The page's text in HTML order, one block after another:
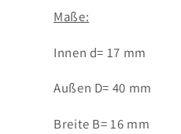
mm
Kugellager
Maße:
Innen d= 17 mm
Außen D= 40 mm
Breite B= 16 mm